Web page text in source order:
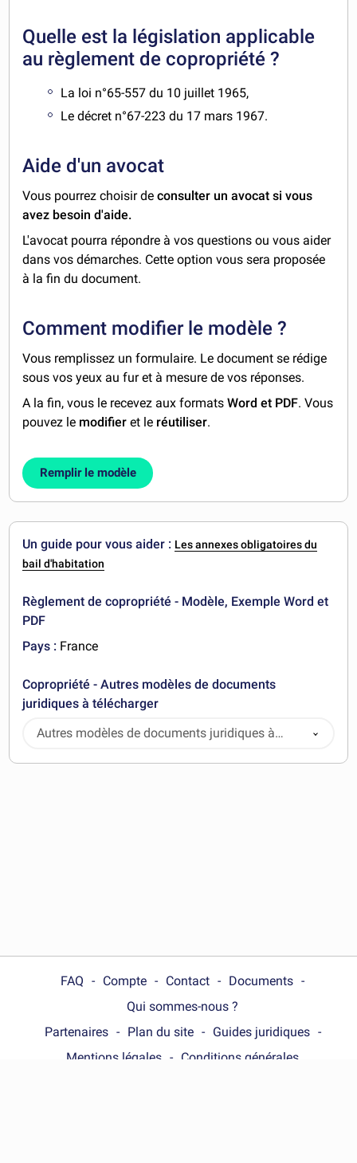
Quelle est la législation applicable
au règlement de copropriété ?
La loi n°65-557 du 10 juillet 1965,
Le décret n°67-223 du 17 mars 1967.
Aide d'un avocat
Vous pourrez choisir deconsulter un avocat si vous
avez besoin d'aide.
L'avocat pourra répondre à vos questions ou vous aider
dans vos démarches. Cette option vous sera proposée
à la fin du document.
Comment modifier le modèle ?
Vous remplissez un formulaire. Le document se rédige
sous vos yeux au fur et à mesure de vos réponses.
A la fin, vous le recevez aux formatsWord et PDF. Vous
pouvez le modifier et le réutiliser.
Remplir le modèle
Un guide pour vous aider : Les annexes obligatoires du
bail d'habitation
Règlement de copropriété - Modèle, Exemple Word et
PDF
Pays : France
Copropriété - Autres modèles de documents
juridiques à télécharger
Autres modèles de documents juridiques à
télécharger
FAQ Compte Contact
Documents
Qui sommes-nous ?
Partenaires
Plan du site
Guides juridiques
Mentions légales
Conditions générales